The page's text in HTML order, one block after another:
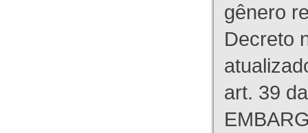
gênero
Decreto
art. 39